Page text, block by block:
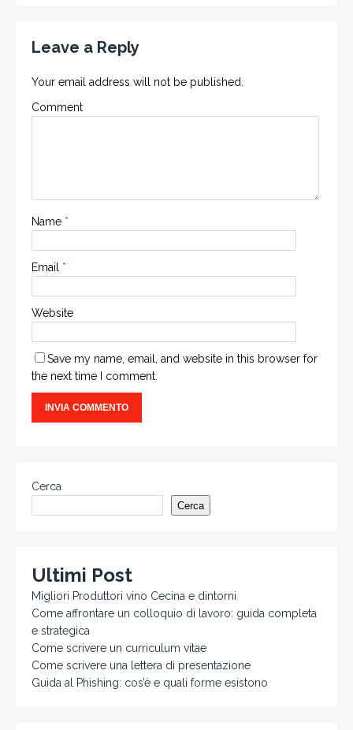
Leave a Reply
Your email address will not be published.
Comment
Name *
Email *
Website
Save my name, email, and website in this browser for
the next time I comment.
Cerca
Cerca
Ultimi Post
Migliori Produttori vino Cecina e dintorni
Come affrontare un colloquio di lavoro: guida completa
e strategica
Come scrivere un curriculum vitae
Come scrivere una lettera di presentazione
Guida al Phishing: cos’è e quali forme esistono